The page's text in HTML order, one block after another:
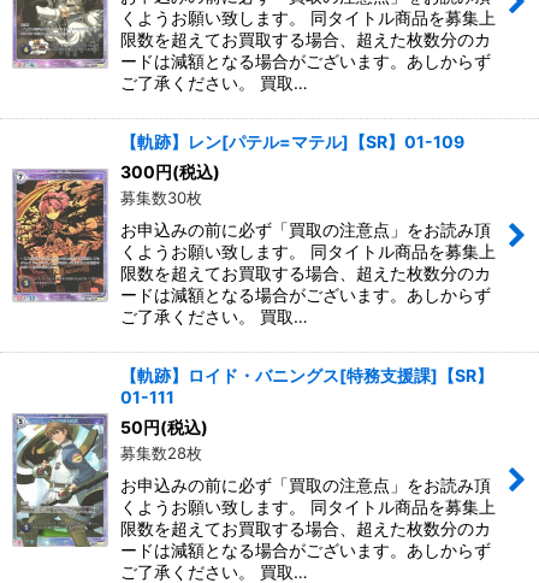
くようお願い致します。 同タイトル商品を募集上
限数を超えてお買取する場合、超えた枚数分のカ
ードは減額となる場合がございます。あしからず
ご了承ください。 買取…
【軌跡】レン[パテル=マテル]【SR】01-109
300円(税込)
募集数30枚
お申込みの前に必ず「買取の注意点」をお読み頂
くようお願い致します。 同タイトル商品を募集上
限数を超えてお買取する場合、超えた枚数分のカ
ードは減額となる場合がございます。あしからず
ご了承ください。 買取…
【軌跡】ロイド・バニングス[特務支援課]【SR】
01-111
50円(税込)
募集数28枚
お申込みの前に必ず「買取の注意点」をお読み頂
くようお願い致します。 同タイトル商品を募集上
限数を超えてお買取する場合、超えた枚数分のカ
ードは減額となる場合がございます。あしからず
ご了承ください。 買取…